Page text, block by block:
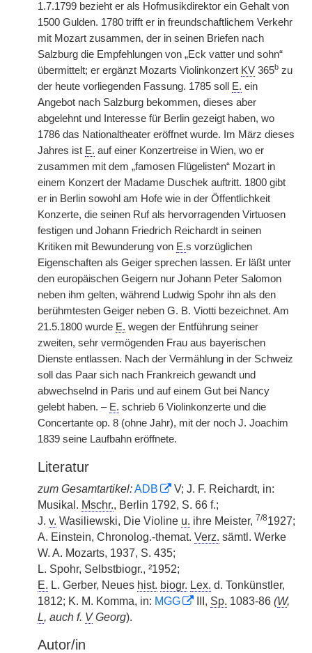
1.7.1799 bezieht er als Hofmusikdirektor ein Gehalt von
1500 Gulden. 1780 trifft er in freundschaftlichem Verkehr
mit Mozart zusammen, der in seinen Briefen nach
Salzburg die Empfehlungen von „Eck vatter und sohn“
übermittelt; er ergänzt Mozarts Violinkonzert KV 365b zu
der heute vorliegenden Fassung. 1785 soll
E. ein
Angebot nach Salzburg bekommen, dieses aber
abgelehnt und Interesse für Berlin gezeigt haben, wo
1786 das Nationaltheater eröffnet wurde. Im März dieses
Jahres ist E. auf einer Konzertreise in Wien, wo er
zusammen mit dem „famosen Flügelisten“ Mozart in
einem Konzert der Madame Duschek auftritt. 1800 gibt
er in Berlin sowohl am Hofe wie in der Öffentlichkeit
Konzerte, die seinen Ruf als hervorragenden Virtuosen
festigen und Johann Friedrich Reichardt in seinen
Kritiken mit Bewunderung von E.s vorzüglichen
Eigenschaften als Geiger sprechen lassen. Er läßt unter
den europäischen Geigern nur Johann Peter Salomon
neben ihm gelten, während Ludwig Spohr ihn als den
berühmtesten Geiger neben G. B. Viotti bezeichnet. Am
21.5.1800 wurde E. wegen der Entführung seiner
zweiten, sehr vermögenden Frau aus bayerischen
Dienste entlassen. Nach der Vermählung in der Schweiz
soll das Paar sich nach Frankreich gewandt und
abwechselnd in Paris und auf einem Gut bei Nancy
gelebt haben. – E. schrieb 6 Violinkonzerte und die
Concertante op. 8 (ohne Jahr), mit der noch J. Joachim
1839 seine Laufbahn eröffnete.
Literatur
zum Gesamtartikel:ADB
V; J. F. Reichardt, in:
Musikal. Mschr., Berlin 1792, S. 66 f.;
J. v. Wasiliewski, Die Violine u. ihre Meister, 7/81927;
A. Einstein, Chronolog.-themat. Verz. sämtl. Werke
W. A. Mozarts, 1937, S. 435;
L. Spohr, Selbstbiogr., ²1952;
E. L. Gerber, Neues hist. biogr. Lex. d. Tonkünstler,
1812; K. M. Komma, in: MGG III, Sp. 1083-86 (W,
L, auch f. VGeorg).
Autor/in